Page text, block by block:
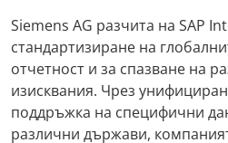
Siemens AG разчита на SAP
стандартизиране на
отчетност и за спазване на
изисквания. Чрез
поддръжка на специфични
различни държави,